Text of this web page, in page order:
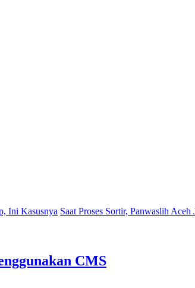
Kasusnya Saat Proses Sortir, Panwaslih Aceh
CMS